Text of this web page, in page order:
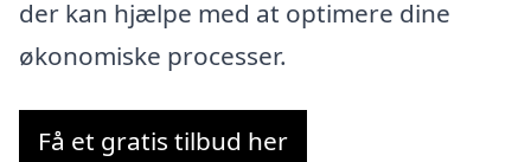
der kan hjælpe med at optimere dine
økonomiske processer.
Få et gratis tilbud her